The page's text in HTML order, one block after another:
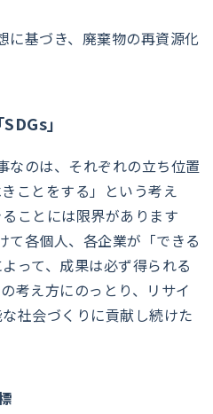
に基づき、廃棄物の再資源化
」
なのは、それぞれの立ち位置
ことをする」という考え
ことには限界があります
て各個人、各企業が「できる
って、成果は必ず得られる
考え方にのっとり、リサイ
社会づくりに貢献し続けた